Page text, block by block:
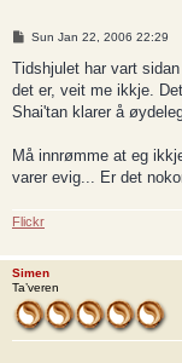
P
s
Sun Jan 22, 2006 22:29
Tidshjulet har vart
det er, veit me ikkje.
Shai'tan klarer å
Må innrømme at eg
varer evig... Er det
Flickr
Simen
Ta’veren